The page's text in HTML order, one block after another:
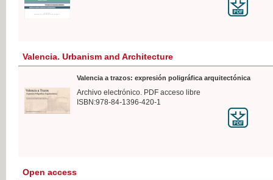
Valencia. Urbanism and Architecture
Valencia a trazos: expresión poligráfica arquitectónica
Archivo electrónico. PDF acceso libre
ISBN:978-84-1396-420-1
Open access